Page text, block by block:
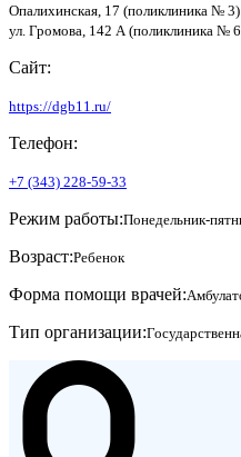
Опалихинская, 17 (поликлиника №
ул. Громова, 142 А (поликлиника №
Сайт:
https://dgb11.ru/
Телефон:
+7 (343) 228-59-33
Режим работы:Понедельник-
Возраст:Ребенок
Форма помощи врачей:
Тип организации: